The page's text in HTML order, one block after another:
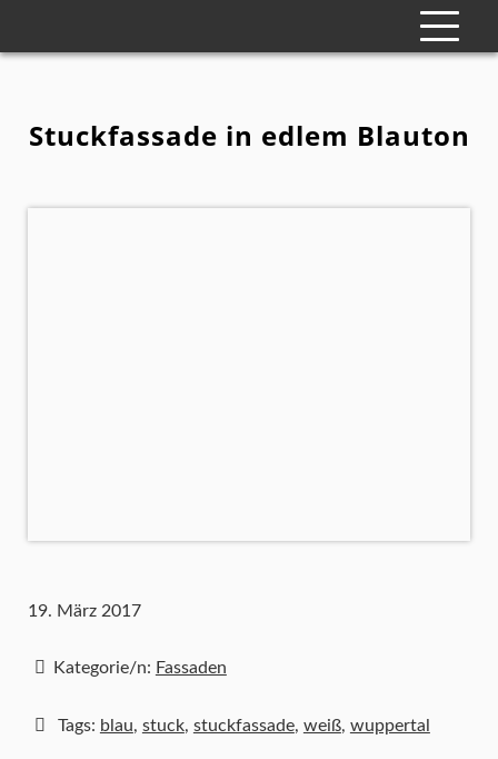
Stuckfassade in edlem Blauton
19. März 2017
Kategorie/n: Fassaden
Tags: blau, stuck, stuckfassade, weiß, wuppertal